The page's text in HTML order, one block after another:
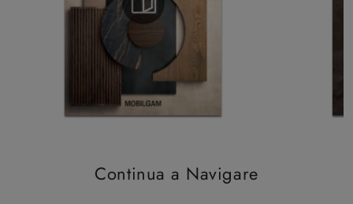
Continua a Navigare